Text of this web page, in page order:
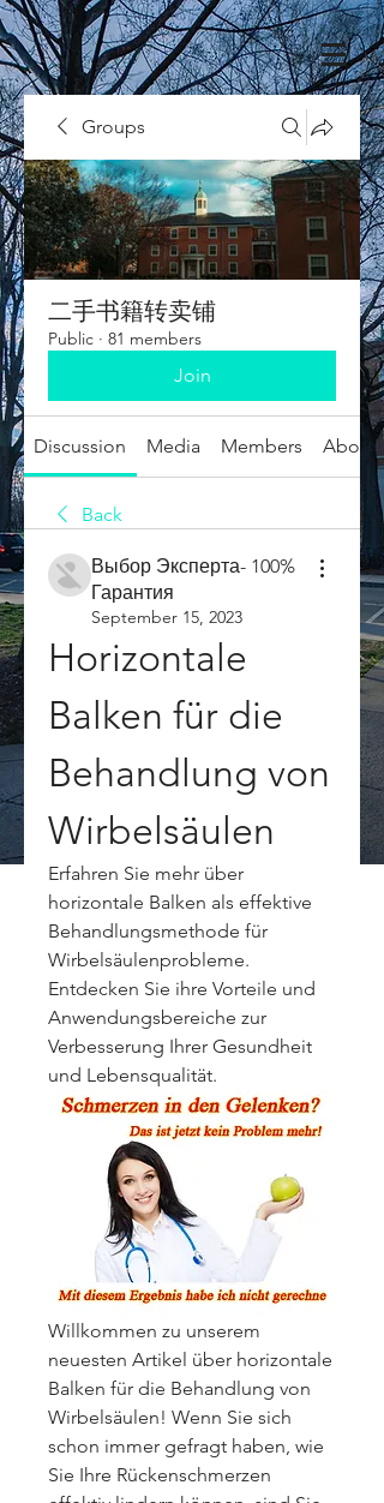
Groups
二手书籍转卖铺
Public · 81 members
Join
Discussion Media Members About
Back
Выбор Эксперта- 100%
Гарантия
September 15, 2023
Horizontale
Balken für die
Behandlung von
Wirbelsäulen
Erfahren Sie mehr über
horizontale Balken als effektive
Behandlungsmethode für
Wirbelsäulenprobleme.
Entdecken Sie ihre Vorteile und
Anwendungsbereiche zur
Verbesserung Ihrer Gesundheit
und Lebensqualität.
Willkommen zu unserem
neuesten Artikel über horizontale
Balken für die Behandlung von
Wirbelsäulen! Wenn Sie sich
schon immer gefragt haben, wie
Sie Ihre Rückenschmerzen